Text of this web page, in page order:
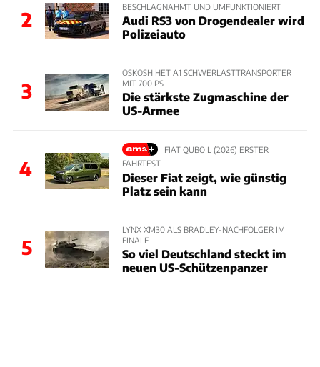
2
BESCHLAGNAHMT UND UMFUNKTIONIERT
Audi RS3 von Drogendealer wird
Polizeiauto
3
OSKOSH HET A1 SCHWERLASTTRANSPORTER
MIT 700 PS
Die stärkste Zugmaschine der
US-Armee
4
FIAT QUBO L (2026) ERSTER
FAHRTEST
Dieser Fiat zeigt, wie günstig
Platz sein kann
5
LYNX XM30 ALS BRADLEY-NACHFOLGER IM
FINALE
So viel Deutschland steckt im
neuen US-Schützenpanzer